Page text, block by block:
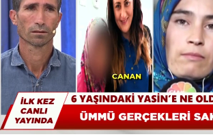
Sesi
Aç
Yüklendi :
18.63%